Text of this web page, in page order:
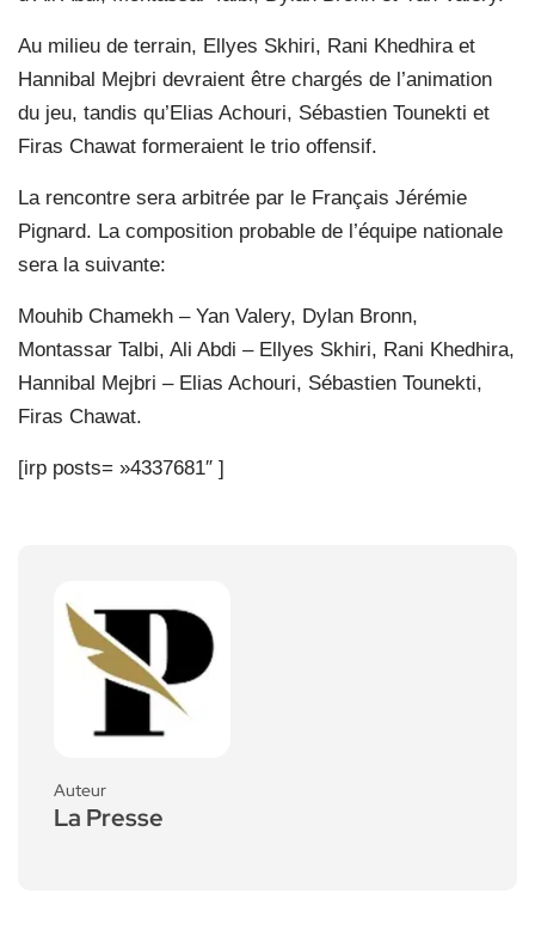
Au milieu de terrain, Ellyes Skhiri, Rani Khedhira et
Hannibal Mejbri devraient être chargés de l’animation
du jeu, tandis qu’Elias Achouri, Sébastien Tounekti et
Firas Chawat formeraient le trio offensif.
La rencontre sera arbitrée par le Français Jérémie
Pignard. La composition probable de l’équipe nationale
sera la suivante:
Mouhib Chamekh – Yan Valery, Dylan Bronn,
Montassar Talbi, Ali Abdi – Ellyes Skhiri, Rani Khedhira,
Hannibal Mejbri – Elias Achouri, Sébastien Tounekti,
Firas Chawat.
[irp posts= »4337681″ ]
Auteur
La Presse